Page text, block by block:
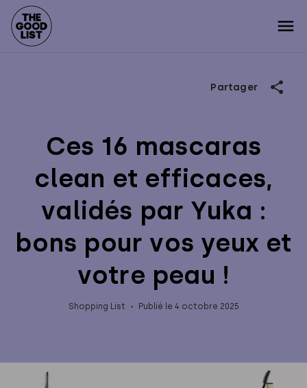
Ces 16 mascaras
clean et efficaces,
validés par Yuka :
bons pour vos yeux et
votre peau !
Shopping List Publié le 4 octobre 2025
Partager